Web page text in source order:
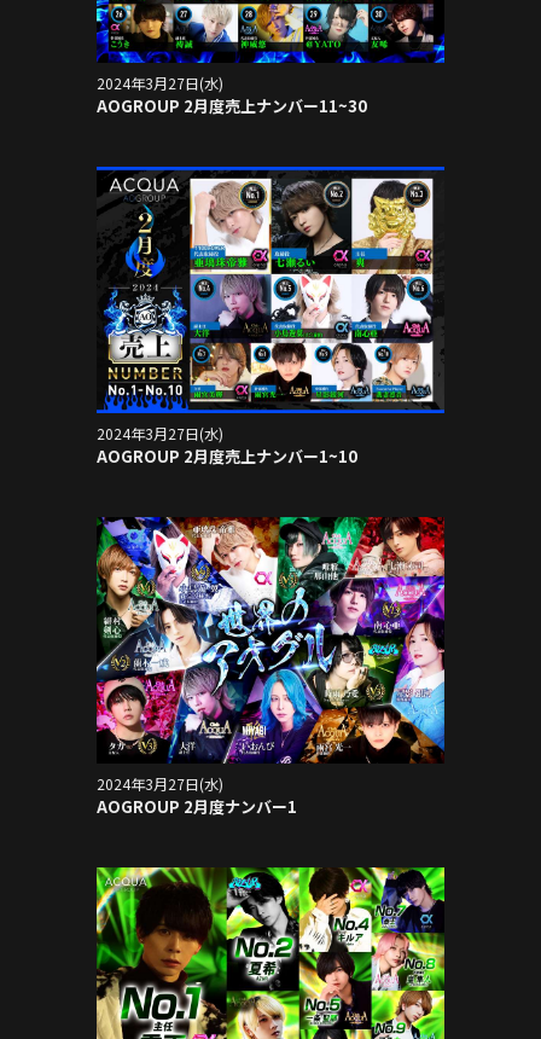
2024年3月27日(水)
AOGROUP 2月度売上ナンバー11~30
2024年3月27日(水)
AOGROUP 2月度売上ナンバー1~10
2024年3月27日(水)
AOGROUP 2月度ナンバー1